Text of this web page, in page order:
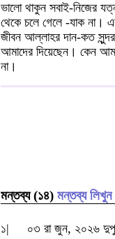
ভালো থাকুন সবাই-নিজের
থেকে চলে গেলে -যাক না।
জীবন আল্লাহর দান-কত
আমাদের দিয়েছেন। কেন
না।
মন্তব্য (১৪) মন্তব্য লিখুন
১| ০৩ রা জুন, ২০২৬